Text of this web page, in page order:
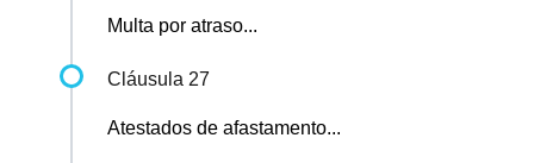
Multa por atraso...
Cláusula 27
Atestados de afastamento...